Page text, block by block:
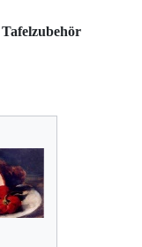
Tafelzubehör